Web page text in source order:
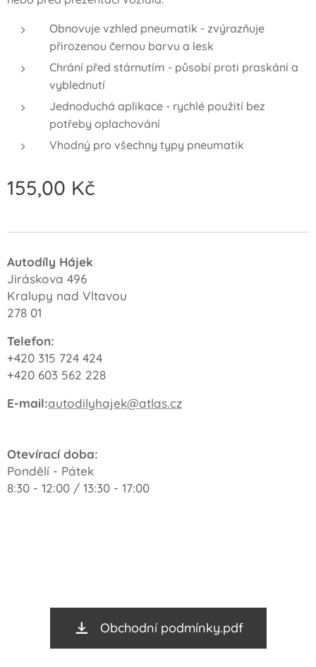
Obnovuje vzhled pneumatik - zvýrazňuje
přirozenou černou barvu a lesk
Chrání před stárnutím - působí proti praskání a
vyblednutí
Jednoduchá aplikace - rychlé použití bez
potřeby oplachování
Vhodný pro všechny typy pneumatik
155,00 Kč
Autodíly Hájek
Jiráskova 496
Kralupy nad Vltavou
278 01
Telefon:
+420 315 724 424
+420 603 562 228
E-mail:autodilyhajek@atlas.cz
Otevírací doba:
Pondělí - Pátek
8:30 - 12:00 / 13:30 - 17:00
Obchodní podmínky.pdf